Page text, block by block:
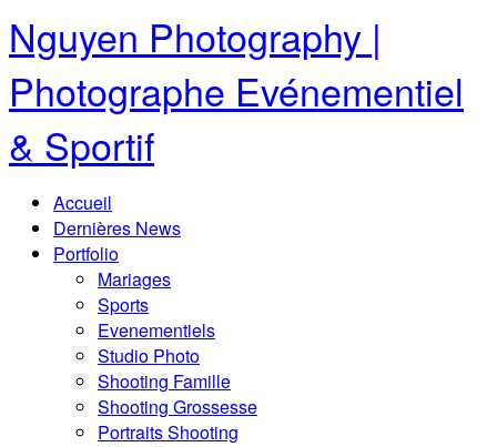
Nguyen Photography |
Photographe Evénementiel
& Sportif
Accueil
Dernières News
Portfolio
Mariages
Sports
Evenementiels
Studio Photo
Shooting Famille
Shooting Grossesse
Portraits Shooting